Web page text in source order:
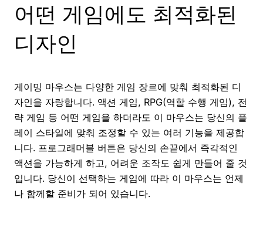
어떤 게임에도 최적화된
디자인
게이밍 마우스는 다양한 게임 장르에 맞춰 최적화된 디
자인을 자랑합니다. 액션 게임, RPG(역할 수행 게임), 전
략 게임 등 어떤 게임을 하더라도 이 마우스는 당신의 플
레이 스타일에 맞춰 조정할 수 있는 여러 기능을 제공합
니다. 프로그래머블 버튼은 당신의 손끝에서 즉각적인
액션을 가능하게 하고, 어려운 조작도 쉽게 만들어 줄 것
입니다. 당신이 선택하는 게임에 따라 이 마우스는 언제
나 함께할 준비가 되어 있습니다.